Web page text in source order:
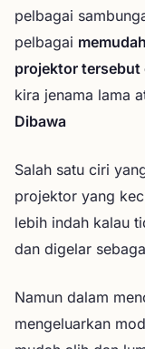
pelbagai
pelbagai
projektor tersebut
kira jenama lama
Dibawa
Salah satu ciri
projektor yang
lebih indah kalau
dan digelar
Namun dalam
mengeluarkan